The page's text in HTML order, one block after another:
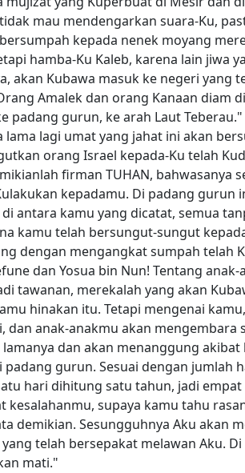
mau mendengarkan suara-Ku,
kepada nenek moyang
hamba-Ku Kaleb, karena lain jiwa
akan Kubawa masuk ke negeri yang
Amalek dan orang Kanaan diam
padang gurun, ke arah Laut
lama lagi umat yang jahat ini akan
orang Israel kepada-Ku telah
firman TUHAN, bahwasanya
kepadamu. Di padang
antara kamu yang dicatat, semua
kamu telah bersungut-sungut
dengan mengangkat sumpah telah
dan Yosua bin Nun! Tentang
tawanan, merekalah yang akan
hinakan itu. Tetapi mengenai
dan anak-anakmu akan
dan akan menanggung
padang gurun. Sesuai dengan jumlah
hari dihitung satu tahun, jadi
kesalahanmu, supaya kamu tahu
demikian. Sesungguhnya Aku akan
telah bersepakat melawan Aku.
mati."